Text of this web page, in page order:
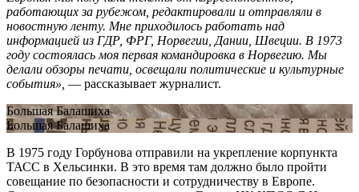
работающих за рубежом, редактировали и отправляли в
новостную ленту. Мне приходилось работать над
информацией из ГДР, ФРГ, Норвегии, Дании, Швеции. В 1973
году состоялась моя первая командировка в Норвегию. Мы
делали обзоры печати, освещали политические и культурные
события», — рассказывает журналист.
Большая Балашиха
Большая Балашиха
В 1975 году Горбунова отправили на укрепление корпункта
ТАСС в Хельсинки. В это время там должно было пройти
совещание по безопасности и сотрудничеству в Европе.